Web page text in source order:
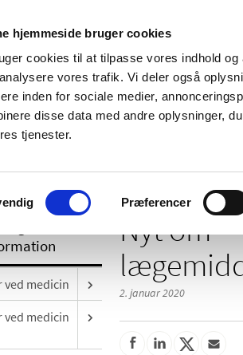
hjemmeside bruger cookies
cookies til at tilpasse vores indhold
vores trafik. Vi deler også
inden for sociale medier,
disse data med andre oplysninger,
tjenester.
Præferencer
Bivirkninger og
produktinformation
ved medicin
ved medicin
Nyt om
2. januar 2020